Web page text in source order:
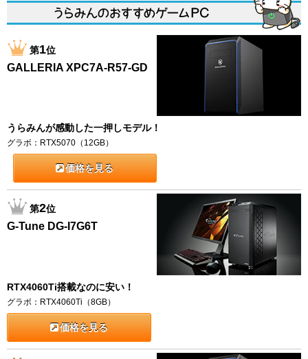
第1位
GALLERIA XPC7A-R57-GD
うらみんが感動した一押しモデル！
グラボ：RTX5070（12GB）
価格を見る
第2位
G-Tune DG-I7G6T
RTX4060Ti搭載なのに安い！
グラボ：RTX4060Ti（8GB）
価格を見る